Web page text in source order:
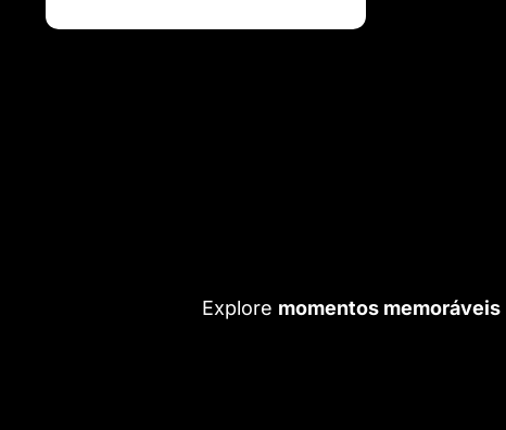
Explore momentos memoráveis